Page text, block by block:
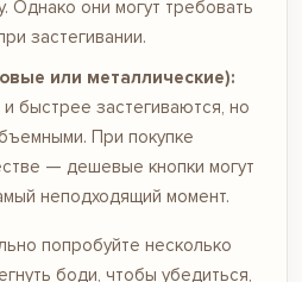
Однако они могут требовать
застегивании.
или металлические):
быстрее застегиваются, но
При покупке
— дешевые кнопки могут
неподходящий момент.
попробуйте несколько
боди, чтобы убедиться,